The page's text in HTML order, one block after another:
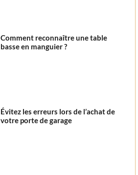
Comment reconnaître une table
basse en manguier ?
Évitez les erreurs lors de l’achat de
votre porte de garage